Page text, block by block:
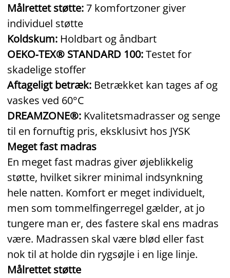
Målrettet støtte:7 komfortzoner giver
individuel støtte
Koldskum: Holdbart og åndbart
OEKO‑TEX® STANDARD 100:Testet for
skadelige stoffer
Aftageligt betræk: Betrækket kan tages af og
vaskes ved 60°C
DREAMZONE®: Kvalitetsmadrasser og senge
til en fornuftig pris, eksklusivt hos JYSK
Meget fast madras
En meget fast madras giver øjeblikkelig
støtte, hvilket sikrer minimal indsynkning
hele natten. Komfort er meget individuelt,
men som tommelfingerregel gælder, at jo
tungere man er, des fastere skal ens madras
være. Madrassen skal være blød eller fast
nok til at holde din rygsøjle i en lige linje.
Målrettet støtte